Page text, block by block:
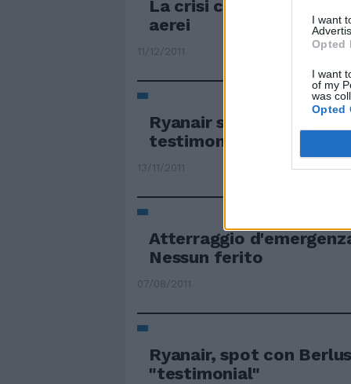
I want
Opted
I want
of my
was
Opted
La crisi colpisce
aerei
11/12/2011
Ryanair sceglie ancora il
testimonial dei voli
13/11/2011
Atterraggio
Nessun ferito
07/08/2011
Ryanair, spot con
"testimonial"